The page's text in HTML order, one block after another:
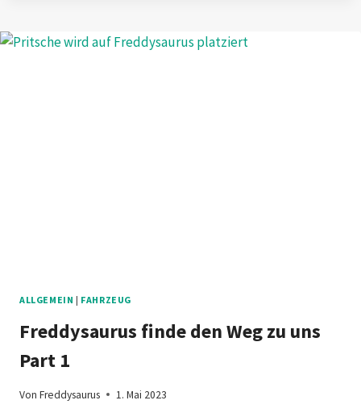
AFRIKA
ALLGEMEIN | FAHRZEUG
Freddysaurus finde den Weg zu uns
Part 1
Von Freddysaurus 1. Mai 2023